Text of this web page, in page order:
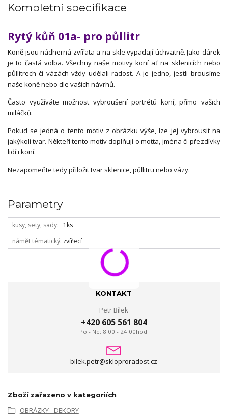
Kompletní specifikace
Rytý kůň 01a- pro půllitr
Koně jsou nádherná zvířata a na skle vypadají úchvatně. Jako dárek
je to častá volba. Všechny naše motivy koní ať na sklenicích nebo
půllitrech či vázách vždy udělali radost. A je jedno, jestli brousíme
naše koně nebo dle vašich návrhů.
Často využíváte možnost vybroušení portrétů koní, přímo vašich
miláčků.
Pokud se jedná o tento motiv z obrázku výše, lze jej vybrousit na
jakýkoli tvar. Někteří tento motiv doplňují o motta, jména či přezdívky
lidí i koní.
Nezapomeňte tedy přiložit tvar sklenice, půllitru nebo vázy.
Parametry
kusy, sety, sady
1ks
námět tématický zvířecí
KONTAKT
Petr Bílek
+420 605 561 804
Po - Ne: 8:00 - 24:00hod.
bilek.petr@skloproradost.cz
Zboží zařazeno v kategoriích
OBRÁZKY - DEKORY